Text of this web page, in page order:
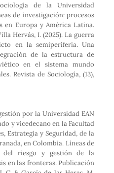
de la Universidad
de investigación: procesos
en Europa y América Latina.
Hervás, I. (2025). La guerra
en la semiperiferia. Una
de la estructura de
en el sistema mundo
Revista de Sociología, (13),
por la Universidad EAN
y vicedecano en la Facultad
Estrategia y Seguridad, de la
en Colombia. Líneas de
del riesgo y gestión de la
en las fronteras. Publicación